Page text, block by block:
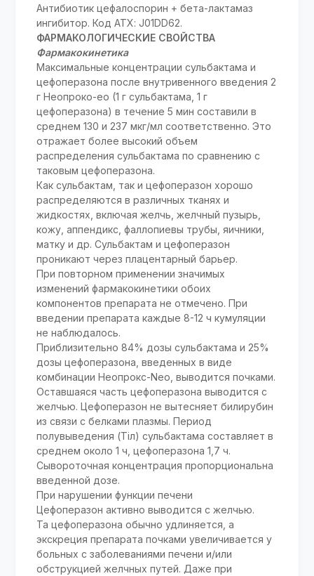
Антибиотик цефалоспорин + бета-лактамаз
ингибитор. Код АТХ: J01DD62.
ФАРМАКОЛОГИЧЕСКИЕ СВОЙСТВА
Фармакокинетика
Максимальные концентрации сульбактама и
цефоперазона после внутривенного введения 2
г Неопроко-еo (1 г сульбактама, 1 г
цефоперазона) в течение 5 мин составили в
среднем 130 и 237 мкг/мл соответственно. Это
отражает более высокий объем
распределения сульбактама по сравнению с
таковым цефоперазона.
Как сульбактам, так и цефоперазон хорошо
распределяются в различных тканях и
жидкостях, включая желчь, желчный пузырь,
кожу, аппендикс, фаллопиевы трубы, яичники,
матку и др. Сульбактам и цефоперазон
проникают через плацентарный барьер.
При повторном применении значимых
изменений фармакокинетики обоих
компонентов препарата не отмечено. При
введении препарата каждые 8-12 ч кумуляции
не наблюдалось.
Приблизительно 84% дозы сульбактама и 25%
дозы цефоперазона, введенных в виде
комбинации Неопрокс-Neo, выводится почками.
Оставшаяся часть цефоперазона выводится с
желчью. Цефоперазон не вытесняет билирубин
из связи с белками плазмы. Период
полувыведения (Тіл) сульбактама составляет в
среднем около 1 ч, цефоперазона 1,7 ч.
Сывороточная концентрация пропорциональна
введенной дозе.
При нарушении функции печени
Цефоперазон активно выводится с желчью.
Та цефоперазона обычно удлиняется, а
экскреция препарата почками увеличивается у
больных с заболеваниями печени и/или
обструкцией желчных путей. Даже при